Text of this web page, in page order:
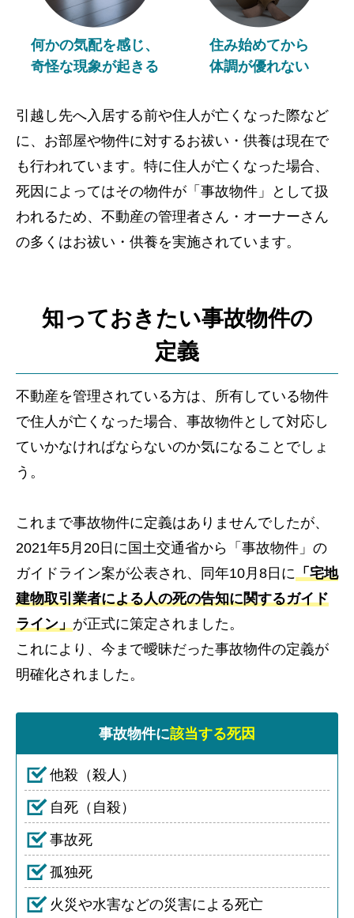
何かの気配を感じ、
奇怪な現象が起きる
住み始めてから
体調が優れない
引越し先へ入居する前や住人が亡くなった際など
に、お部屋や物件に対するお祓い・供養は現在で
も行われています。特に住人が亡くなった場合、
死因によってはその物件が「事故物件」として扱
われるため、不動産の管理者さん・オーナーさん
の多くはお祓い・供養を実施されています。
知っておきたい事故物件の
定義
不動産を管理されている方は、所有している物件
で住人が亡くなった場合、事故物件として対応し
ていかなければならないのか気になることでしょ
う。
これまで事故物件に定義はありませんでしたが、
2021年5月20日に国土交通省から「事故物件」の
ガイドライン案が公表され、同年10月8日に「宅地
建物取引業者による人の死の告知に関するガイド
ライン」が正式に策定されました。
これにより、今まで曖昧だった事故物件の定義が
明確化されました。
事故物件に該当する死因
他殺（殺人）
自死（自殺）
事故死
孤独死
火災や水害などの災害による死亡